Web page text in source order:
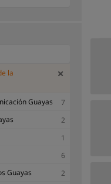
la
Guayas
7
2
1
6
Guayas
2